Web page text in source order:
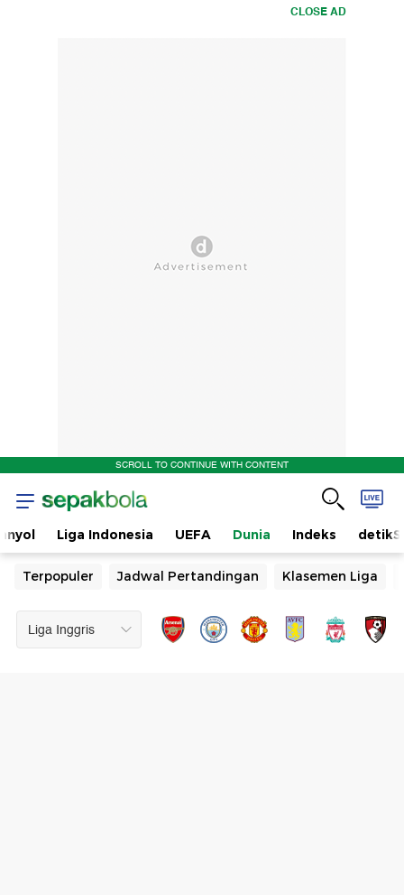
CLOSE AD
SCROLL TO CONTINUE WITH CONTENT
Liga Indonesia UEFA Dunia Indeks
Terpopuler Jadwal Pertandingan Klasemen Liga